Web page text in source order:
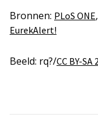
Bronnen: PLoS ONE,
EurekAlert!
Beeld: rq?/CC BY-SA